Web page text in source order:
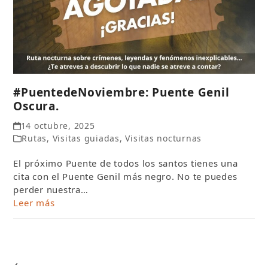
#PuentedeNoviembre: Puente Genil
Oscura.
14 octubre, 2025
Rutas, Visitas guiadas,Visitas nocturnas
El próximo Puente de todos los santos tienes una
cita con el Puente Genil más negro. No te puedes
perder nuestra…
Leer más